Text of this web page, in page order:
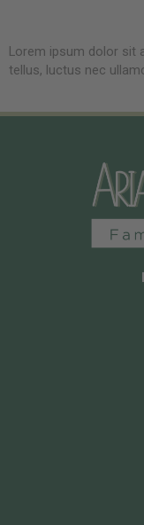
Lorem ipsum dolor sit
tellus, luctus nec